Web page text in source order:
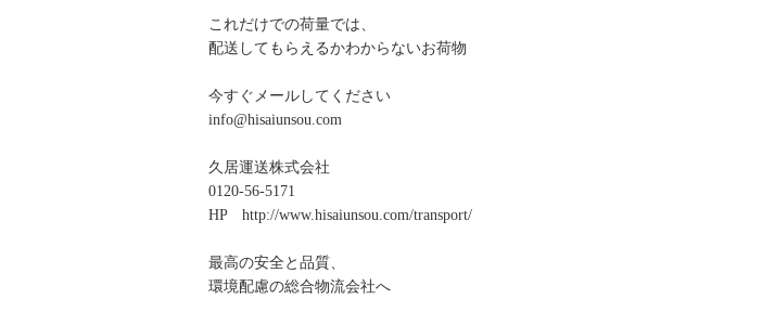
これだけでの荷量では、
配送してもらえるかわからないお荷物
今すぐメールしてください
info@hisaiunsou.com
久居運送株式会社
0120-56-5171
HP http://www.hisaiunsou.com/transport/
最高の安全と品質、
環境配慮の総合物流会社へ